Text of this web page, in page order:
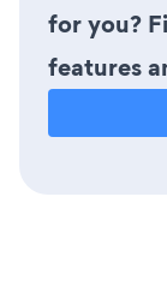
for you?
features